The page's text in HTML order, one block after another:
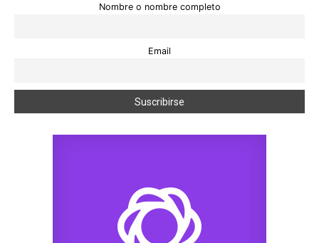
Nombre o nombre completo
Email